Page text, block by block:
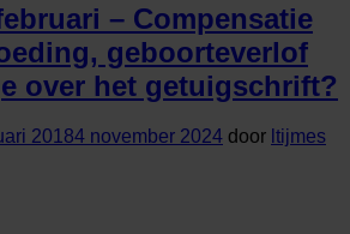
– Compensatie
geboorteverlof
over het getuigschrift?
20184 november 2024 door ltijmes